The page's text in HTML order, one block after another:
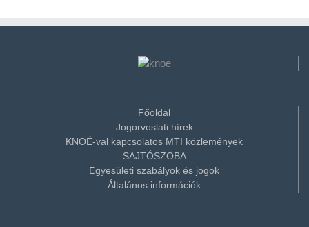
Főoldal
Jogorvoslati hírek
KNOÉ-val kapcsolatos MTI közlemények
SAJTÓSZOBA
Egyesületi szabályok és jogok
Általános információk